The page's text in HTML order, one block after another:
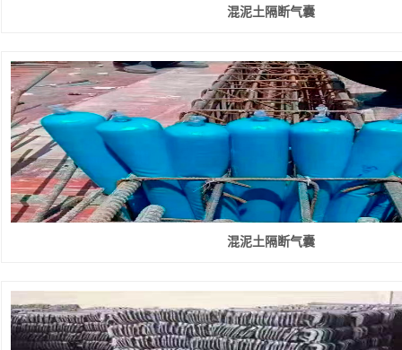
混泥土隔断气囊
混泥土隔断气囊